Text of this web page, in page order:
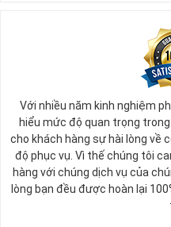
Với nhiều năm kinh nghiệm
hiểu mức độ quan trọng
cho khách hàng sự hài lòng về
độ phục vụ. Vì thế chúng tôi
hàng với chúng dịch vụ của
lòng bạn đều được hoàn lại